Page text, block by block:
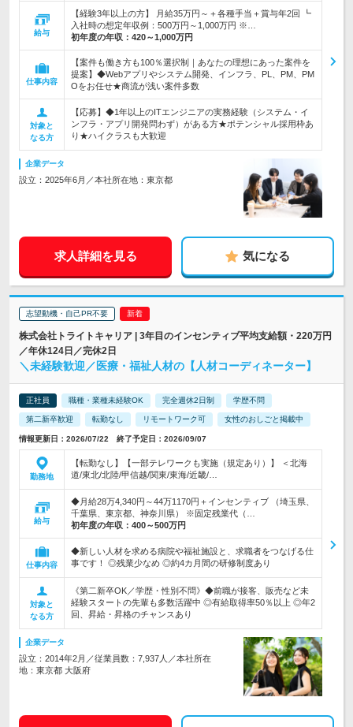
給与
【経験3年以上の方】 月給35万円～＋各種手当＋賞与年2回 ┗
入社時の想定年収例：500万円～1,000万円 ※…
初年度の年収： 420～1,000万円
仕事内容
【案件も働き方も100％選択制｜あなたの理想にあった案件を
提案】◆Webアプリやシステム開発、インフラ、PL、PM、PM
Oをお任せ★商流が浅い案件多数
対象と
なる方
【応募】◆1年以上のITエンジニアの実務経験（システム・イ
ンフラ・アプリ開発問わず）がある方★ポテンシャル採用枠あ
り★ハイクラスも大歓迎
企業データ
設立：2025年6月／本社所在地：東京都
求人詳細を見る 気になる
志望動機・自己PR不要
株式会社トライトキャリア | 3年目のインセンティブ平均支給額・220万円
／年休124日／完休2日
＼未経験歓迎／医療・福祉人材の【人材コーディネーター】
正社員 職種・業種未経験OK 完全週休2日制 学歴不問
第二新卒歓迎 転勤なし リモートワーク可 女性のおしごと掲載中
情報更新日：2026/07/22 終了予定日：2026/09/07
勤務地
【転勤なし】【一部テレワークも実施（規定あり）】 ＜北海
道/東北/北陸/甲信越/関東/東海/近畿/…
給与
◆月給28万4,340円～44万1170円＋インセンティブ （埼玉県、
千葉県、東京都、神奈川県） ※固定残業代（…
初年度の年収： 400～500万円
仕事内容
◆新しい人材を求める病院や福祉施設と、求職者をつなげる仕
事です！ ◎残業少なめ ◎約4カ月間の研修制度あり
対象と
なる方
《第二新卒OK／学歴・性別不問》◆前職が接客、販売など未
経験スタートの先輩も多数活躍中 ◎有給取得率50％以上 ◎年2
回、昇給・昇格のチャンスあり
企業データ
設立：2014年2月／従業員数：7,937人／本社所在
地：東京都 大阪府